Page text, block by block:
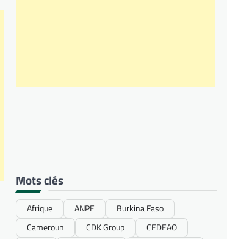
Mots clés
Afrique ANPE
Burkina Faso
Cameroun
CDK Group
CEDEAO